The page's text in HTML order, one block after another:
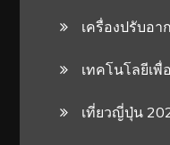
เครื่องปรับอา
เทคโนโลยีเพื่
เที่ยวญี่ปุ่น